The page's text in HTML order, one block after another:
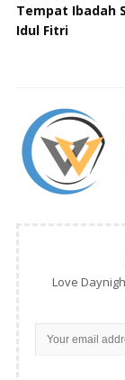
Tempat Ibadah
Idul Fitri
Love